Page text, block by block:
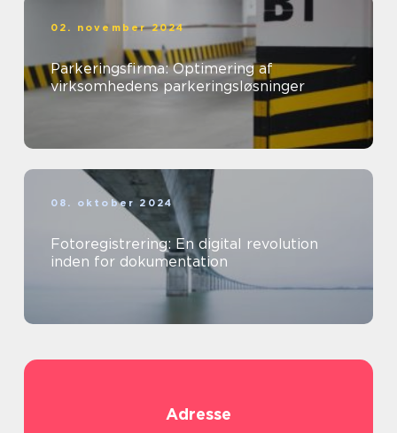
02. november 2024
Parkeringsfirma: Optimering af
virksomhedens parkeringsløsninger
08. oktober 2024
Fotoregistrering: En digital revolution
inden for dokumentation
Adresse